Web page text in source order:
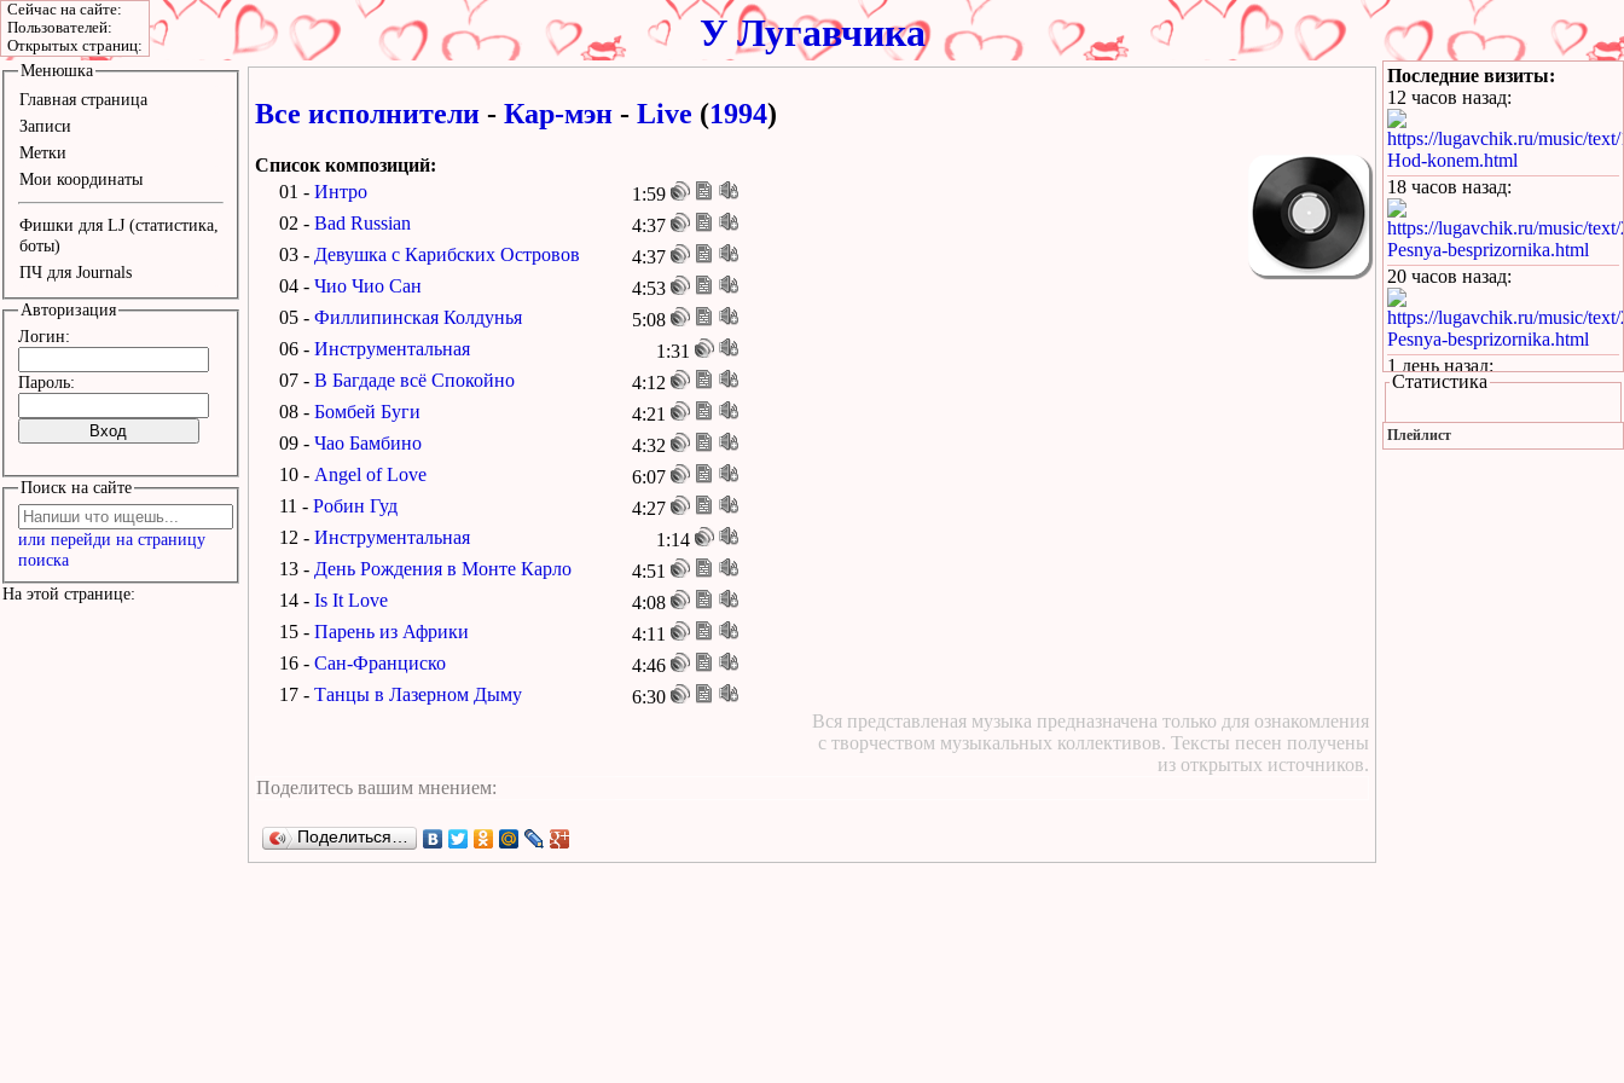
У Лугавчика
Все исполнители - Кар-мэн - Live (1994)
Список композиций:
01 - Интро
1:59
02 - Bad Russian
4:37
03 - Девушка с Карибских Островов
4:37
04 - Чио Чио Сан
4:53
05 - Филлипинская Колдунья
5:08
06 - Инструментальная
1:31
07 - В Багдаде всё Спокойно
4:12
08 - Бомбей Буги
4:21
09 - Чао Бамбино
4:32
10 - Angel of Love
6:07
11 - Робин Гуд
4:27
12 - Инструментальная
1:14
13 - День Рождения в Монте Карло
4:51
14 - Is It Love
4:08
15 - Парень из Африки
4:11
16 - Сан-Франциско
4:46
17 - Танцы в Лазерном Дыму
6:30
Вся представленая музыка предназначена только для ознакомления
с творчеством музыкальных коллективов. Тексты песен получены
из открытых источников.
Поделиться…
Менюшка
Главная страница
Записи
Метки
Мои координаты
Фишки для LJ (статистика,
боты)
ПЧ для Journals
Авторизация
Логин:
Пароль:
Поиск на сайте
или перейди на страницу
поиска
На этой странице:
Последние визиты:
12 часов назад:
https://lugavchik.ru/music/
Hod-konem.html
18 часов назад:
https://lugavchik.ru/music/
Pesnya-besprizornika.html
20 часов назад:
https://lugavchik.ru/music/
Pesnya-besprizornika.html
1 день назад:
Leto-(pesnya-dlya-Coya).html
1 день назад:
Статистика
Плейлист
Сейчас на сайте:
Пользователей:
Открытых страниц: